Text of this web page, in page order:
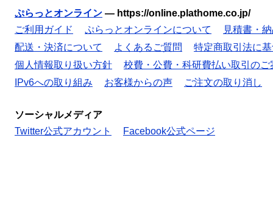
ぷらっとオンライン — https://online.plathome.co.jp/
ご利用ガイド
ぷらっとオンラインについて
見積書・
配送・決済について
よくあるご質問
特定商取引法に
個人情報取り扱い方針
校費・公費・科研費払い取引のご
IPv6への取り組み
お客様からの声 ご注文の取り消し
ソーシャルメディア
Twitter公式アカウント
Facebook公式ページ